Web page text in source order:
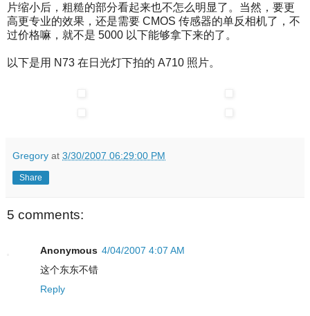
片缩小后，粗糙的部分看起来也不怎么明显了。当然，要更
高更专业的效果，还是需要 CMOS 传感器的单反相机了，不
过价格嘛，就不是 5000 以下能够拿下来的了。
以下是用 N73 在日光灯下拍的 A710 照片。
Gregory at 3/30/2007 06:29:00 PM
Share
5 comments:
Anonymous 4/04/2007 4:07 AM
这个东东不错
Reply